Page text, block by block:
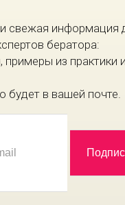
свежая информация
бератора:
примеры из практики
будет в вашей почте.